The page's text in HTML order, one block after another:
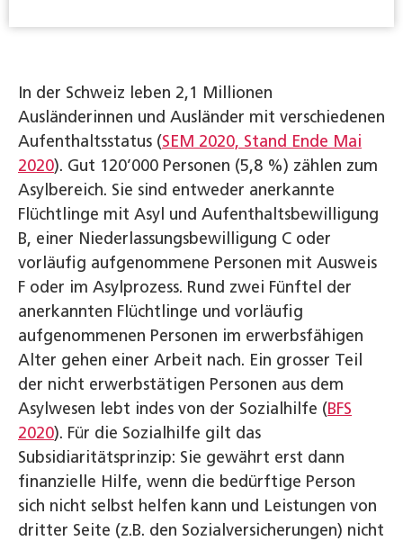
In der Schweiz leben 2,1 Millionen
Ausländerinnen und Ausländer mit verschiedenen
Aufenthaltsstatus (SEM 2020, Stand Ende Mai
2020). Gut 120’000 Personen (5,8 %) zählen zum
Asylbereich. Sie sind entweder anerkannte
Flüchtlinge mit Asyl und Aufenthaltsbewilligung
B, einer Niederlassungsbewilligung C oder
vorläufig aufgenommene Personen mit Ausweis
F oder im Asylprozess. Rund zwei Fünftel der
anerkannten Flüchtlinge und vorläufig
aufgenommenen Personen im erwerbsfähigen
Alter gehen einer Arbeit nach. Ein grosser Teil
der nicht erwerbstätigen Personen aus dem
Asylwesen lebt indes von der Sozialhilfe (BFS
2020). Für die Sozialhilfe gilt das
Subsidiaritätsprinzip: Sie gewährt erst dann
finanzielle Hilfe, wenn die bedürftige Person
sich nicht selbst helfen kann und Leistungen von
dritter Seite (z.B. den Sozialversicherungen) nicht